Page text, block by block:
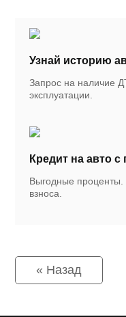
Узнай историю
Запрос на наличие
эксплуатации.
Кредит на авто с
Выгодные
взноса.
« Назад